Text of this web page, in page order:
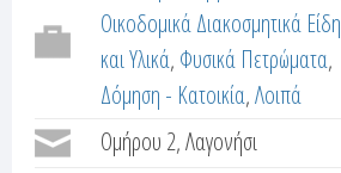
λ
α
Οικοδομικά Διακοσμητικά Είδη
και Υλικά Φυσικά Πετρώματα
Δόμηση - Κατοικία Λοιπά
Ομήρου 2, Λαγονήσι